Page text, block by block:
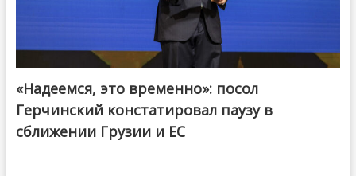
«Надеемся, это временно»: посол
Герчинский констатировал паузу в
сближении Грузии и ЕС